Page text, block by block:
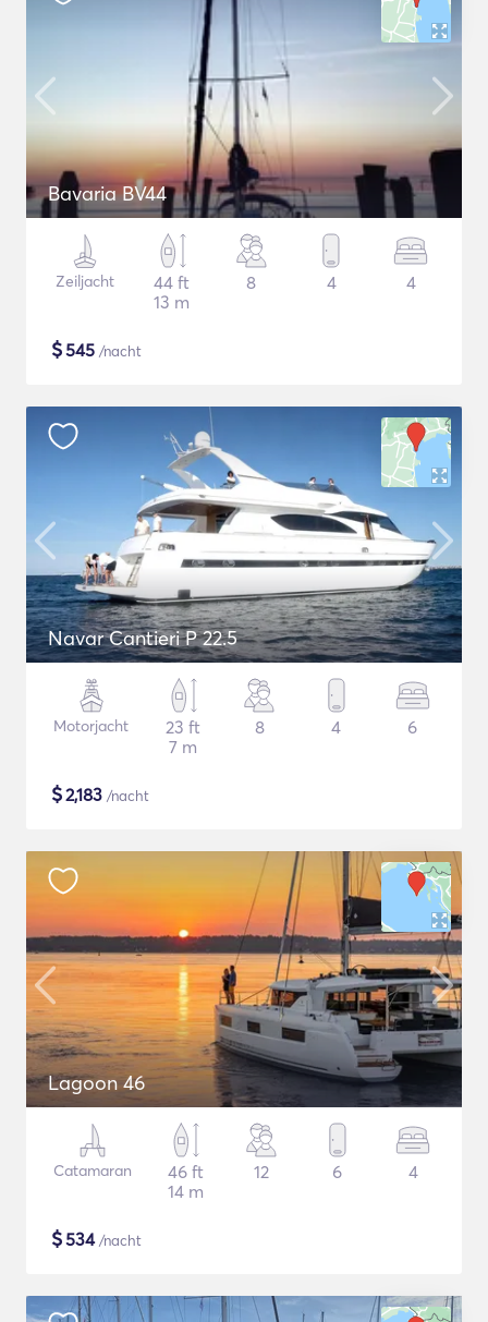
Bavaria BV44
Zeiljacht
44 ft
13 m
8 4 4
$545 /nacht
Navar Cantieri P 22.5
Motorjacht
23 ft
7 m
8 4 6
$2,183 /nacht
Lagoon 46
Catamaran
46 ft
14 m
12 6 4
$534/nacht